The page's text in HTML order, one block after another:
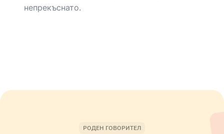
Varshini
НОСИТЕЛ НА ЕЗИКА
непрекъснато.
РОДЕН ГОВОРИТЕЛ